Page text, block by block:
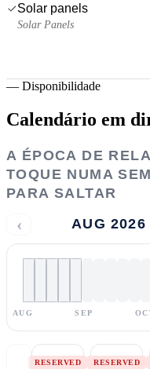
Solar panels
Solar Panels
— Disponibilidade
Calendário em
A ÉPOCA DE
TOQUE NUMA
PARA SALTAR
‹ AUG
AUG SEP
RESERVED RESERVED